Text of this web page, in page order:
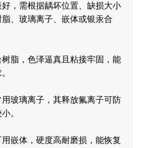
，需根据龋坏位置、缺损大小
、玻璃离子、嵌体或银汞合
脂，色泽逼真且粘接牢固，能
玻璃离子，其释放氟离子可防
。
嵌体，硬度高耐磨损，能恢复